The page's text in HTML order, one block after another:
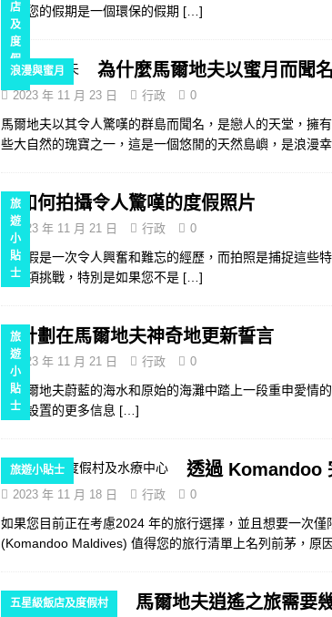
店
及
度
假
村
確保您的假期是一個環保的假期 […]
浪漫與蜜月 為什麼馬爾地夫以蜜月而聞名
2023 年 11 月 23 日 行政 0
馬爾地夫以其令人驚嘆的群島而聞名，是戀人的天堂，擁
些大自然的瑰寶之一，這是一個悠閒的天然島嶼，是浪漫
旅
遊
小
貼
士
如何拍攝令人驚嘆的度假照片
2023 年 11 月 21 日 行政 0
去度假是一次令人興奮和難忘的經歷，而拍照是捕捉這些
是一項挑戰，特別是如果您不是 […]
旅
遊
小
貼
士
計劃在馬爾地夫神奇地更新誓言
2023 年 11 月 21 日 行政 0
在馬爾地夫蔚藍的海水和原始的海灘中踏上一段重申愛情
如何設置的更多信息 […]
旅遊小貼士 透過 Komandoo
2023 年 11 月 18 日 行政 0
如果您目前正在考慮2024 年的旅行選擇，並且想要一次
(Komandoo Maldives) 值得您的旅行清單上名列前茅，原
五星級飯店及度假村 馬爾地夫逍遙之旅需要